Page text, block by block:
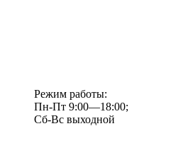
Режим работы:
Пн-Пт 9:00—18:00;
Сб-Вс выходной